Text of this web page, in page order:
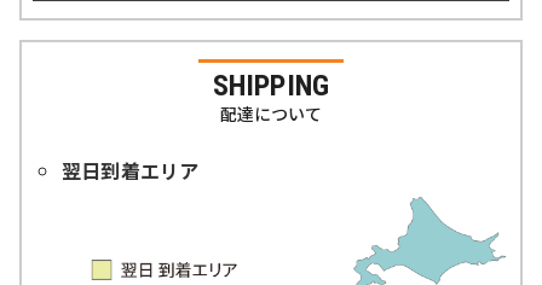
SHIPPING
配達について
翌日到着エリア